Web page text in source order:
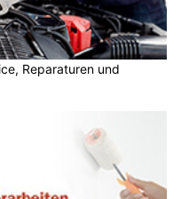
Reparaturen und